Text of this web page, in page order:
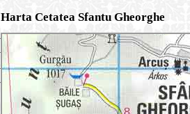
Harta Cetatea Sfantu Gheorghe